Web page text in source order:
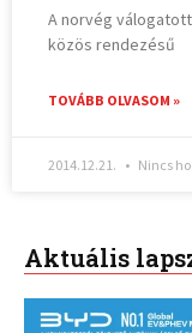
A norvég
közös rendezésű
TOVÁBB OLVASOM »
2014.12.21. Nincs
Aktuális